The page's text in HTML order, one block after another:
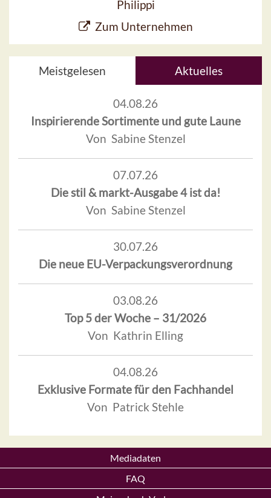
Philippi
Zum Unternehmen
Meistgelesen Aktuelles
04.08.26
Inspirierende Sortimente und gute Laune
Von Sabine Stenzel
07.07.26
Die stil & markt-Ausgabe 4 ist da!
Von Sabine Stenzel
30.07.26
Die neue EU-Verpackungsverordnung
03.08.26
Top 5 der Woche – 31/2026
Von Kathrin Elling
04.08.26
Exklusive Formate für den Fachhandel
Von Patrick Stehle
Mediadaten
FAQ